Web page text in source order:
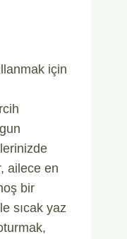
için
ailece en
bir
sıcak yaz